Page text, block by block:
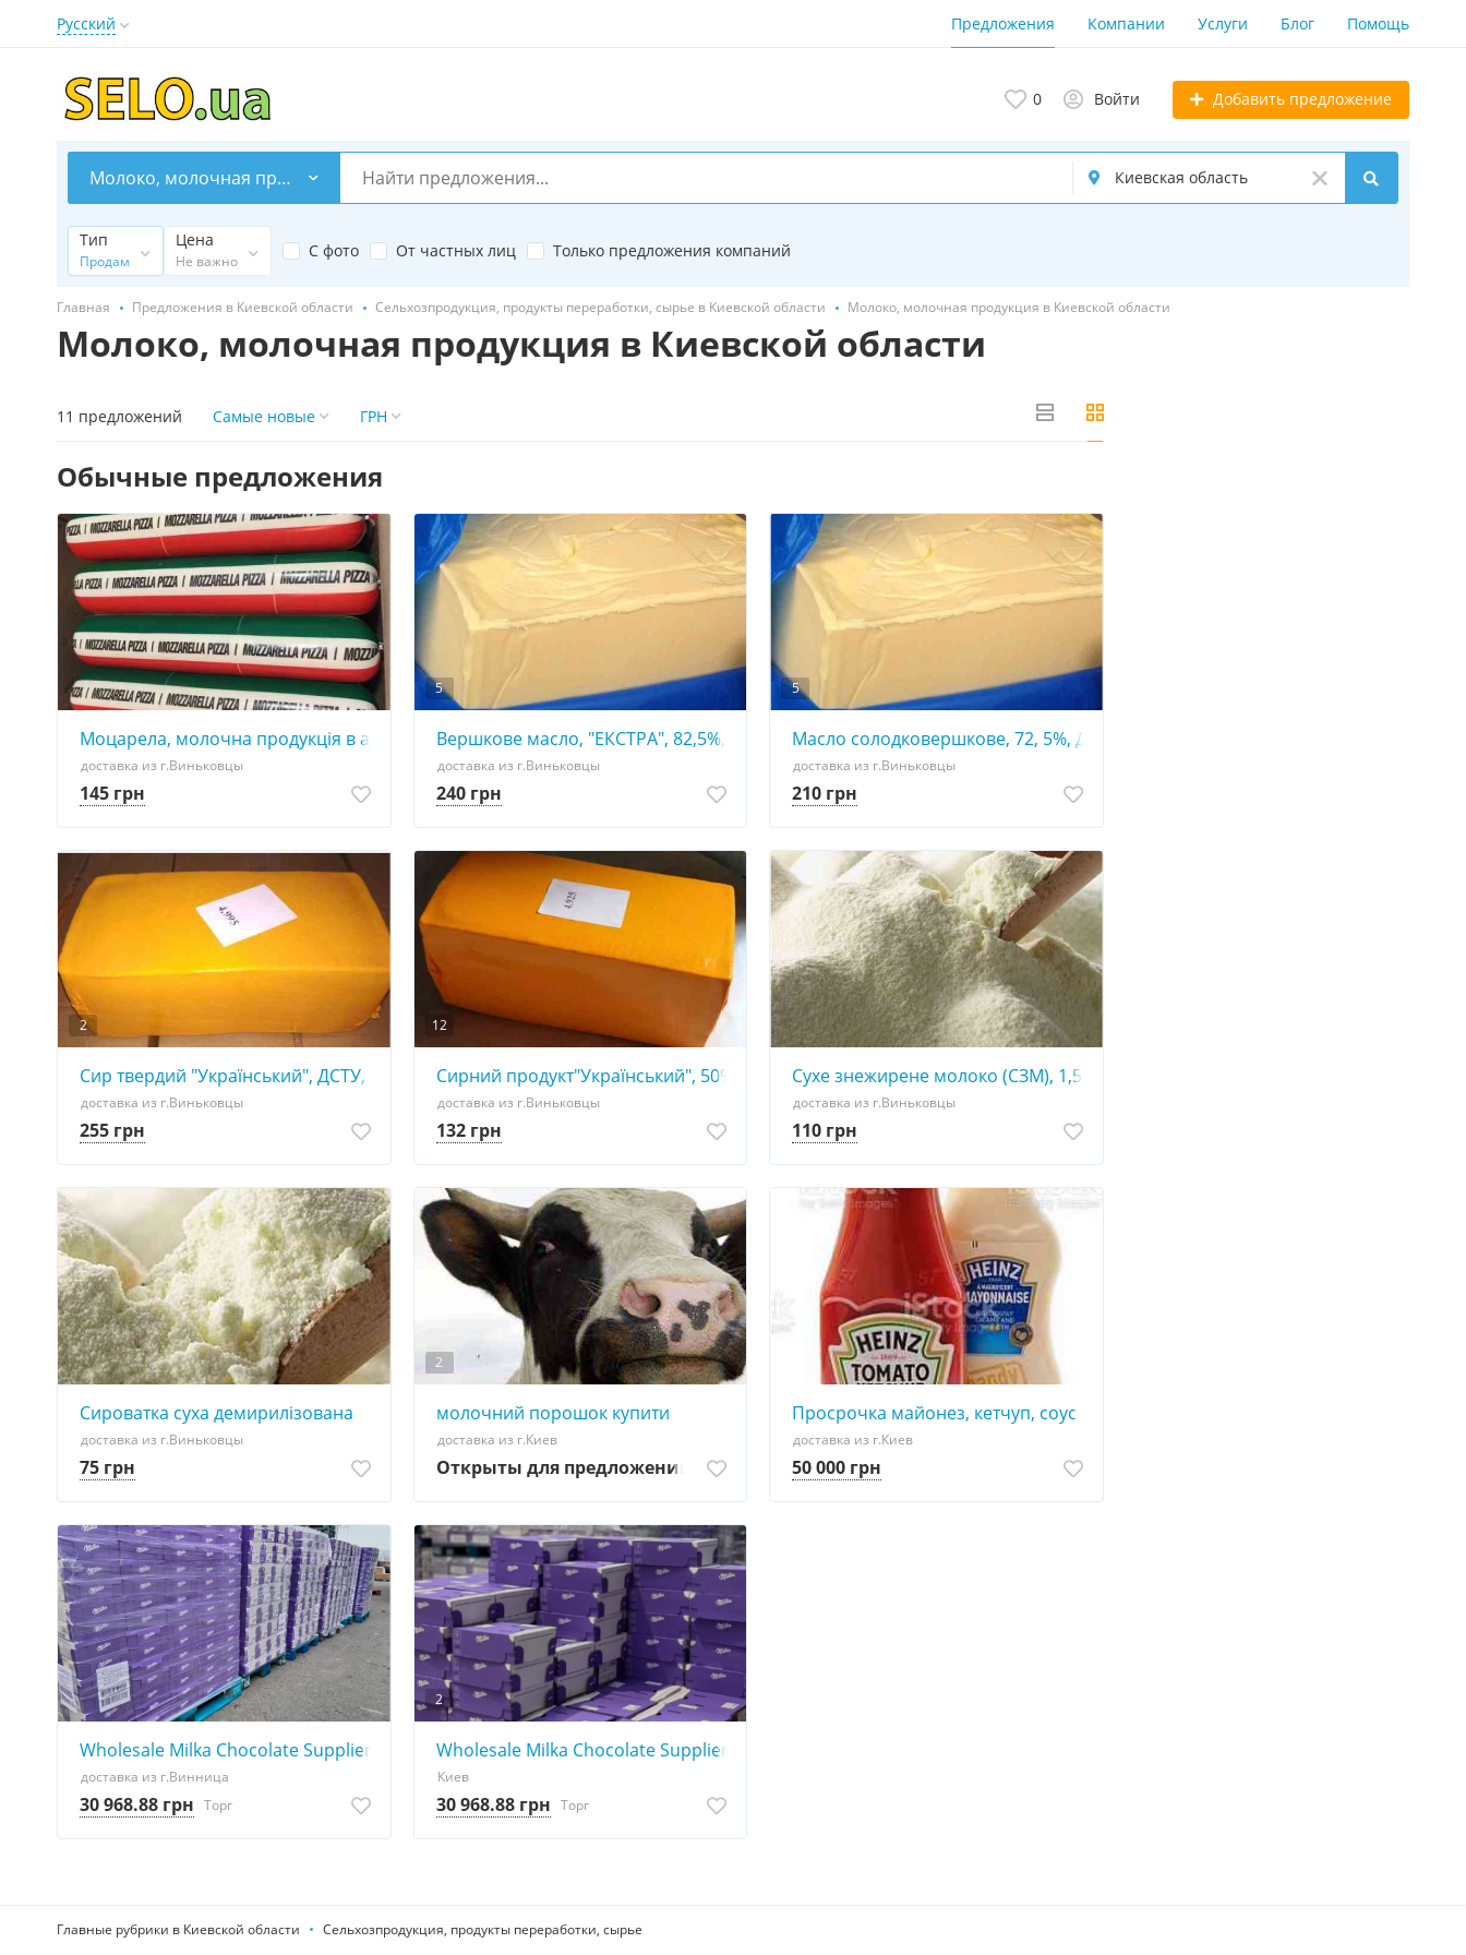
Русский Предложения Компании Услуги Блог Помощь
0 Войти Добавить предложение
Молоко, молочная продукция
Тип
Продам
Цена
Не важно
С фото От частных лиц Только предложения компаний
Главная Предложения в Киевской области Сельхозпродукция, продукты переработки, сырье в Киевской области Молоко, молочная продукция в Киевской области
Молоко, молочная продукция в Киевской области
11 предложений Самые новые ГРН
Обычные предложения
Моцарела, молочна продукція в асортименті
доставка из г.Виньковцы
145 грн
5
Вершкове масло, "ЕКСТРА", 82,5%, ДСТУ
доставка из г.Виньковцы
240 грн
5
Масло солодковершкове, 72, 5%, ДСТУ
доставка из г.Виньковцы
210 грн
2
Сир твердий "Український", ДСТУ, 50% жиру в сухій речовині, круг, брус
доставка из г.Виньковцы
255 грн
12
Сирний продукт"Український", 50% жиру в сухій речовині, круг, брус
доставка из г.Виньковцы
132 грн
Сухе знежирене молоко (СЗМ), 1,5%, ДСТУ
доставка из г.Виньковцы
110 грн
Сироватка суха демирилізована
доставка из г.Виньковцы
75 грн
2
молочний порошок купити
доставка из г.Киев
Открыты для предложений
Просрочка майонез, кетчуп, соус и т.п
доставка из г.Киев
50 000 грн
Wholesale Milka Chocolate Supplier
доставка из г.Винница
30 968.88 грн Торг
2
Wholesale Milka Chocolate Supplier – All Flavours Available
Киев
30 968.88 грн Торг
Главные рубрики в Киевской области Сельхозпродукция, продукты переработки, сырье